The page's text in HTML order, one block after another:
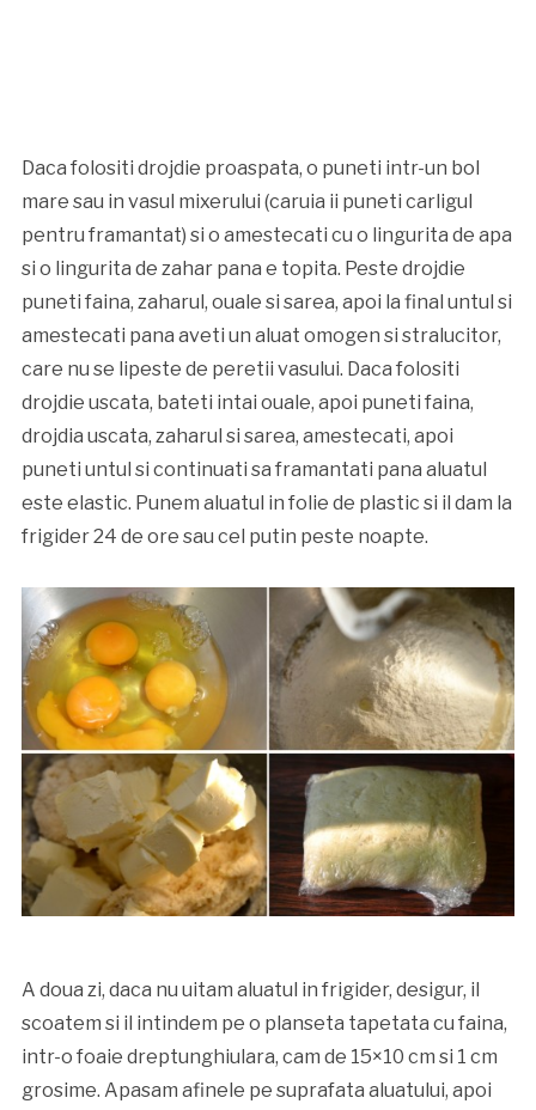
Daca folositi drojdie proaspata, o puneti intr-un bol
mare sau in vasul mixerului (caruia ii puneti carligul
pentru framantat) si o amestecati cu o lingurita de apa
si o lingurita de zahar pana e topita. Peste drojdie
puneti faina, zaharul, ouale si sarea, apoi la final untul si
amestecati pana aveti un aluat omogen si stralucitor,
care nu se lipeste de peretii vasului. Daca folositi
drojdie uscata, bateti intai ouale, apoi puneti faina,
drojdia uscata, zaharul si sarea, amestecati, apoi
puneti untul si continuati sa framantati pana aluatul
este elastic. Punem aluatul in folie de plastic si il dam la
frigider 24 de ore sau cel putin peste noapte.
A doua zi, daca nu uitam aluatul in frigider, desigur, il
scoatem si il intindem pe o planseta tapetata cu faina,
intr-o foaie dreptunghiulara, cam de 15×10 cm si 1 cm
grosime. Apasam afinele pe suprafata aluatului, apoi